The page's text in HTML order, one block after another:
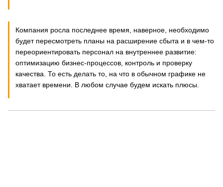
Компания росла последнее время, наверное, необходимо
будет пересмотреть планы на расширение сбыта и в чем-то
переориентировать персонал на внутреннее развитие:
оптимизацию бизнес-процессов, контроль и проверку
качества. То есть делать то, на что в обычном графике не
хватает времени. В любом случае будем искать плюсы.